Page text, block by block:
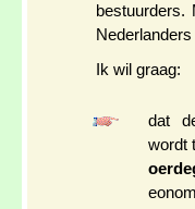
bestuurders.
Ik wil graag:
dat
wordt